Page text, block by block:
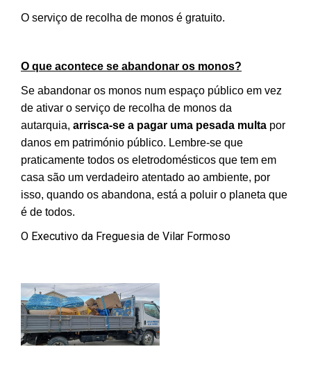
O serviço de recolha de monos é gratuito.
O que acontece se abandonar os monos?
Se abandonar os monos num espaço público em vez
de ativar o serviço de recolha de monos da
autarquia, arrisca-se a pagar uma pesada multa por
danos em património público. Lembre-se que
praticamente todos os eletrodomésticos que tem em
casa são um verdadeiro atentado ao ambiente, por
isso, quando os abandona, está a poluir o planeta que
é de todos.
O Executivo da Freguesia de Vilar Formoso